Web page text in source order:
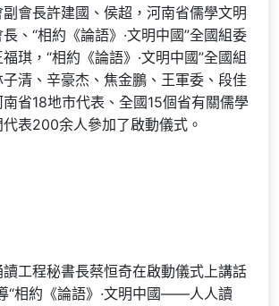
會長許建國、侯超，河南省儒學文明
、“相約《論語》·文明中國”全國組委
琪，“相約《論語》·文明中國”全國組
清、辛豪杰、焦金鵬、王軍委、段佳
省18地市代表、全國15個省有關儒學
表200余人參加了啟動儀式。
工程秘書長蔡恒奇在啟動儀式上講話
“相約《論語》·文明中國——人人讀